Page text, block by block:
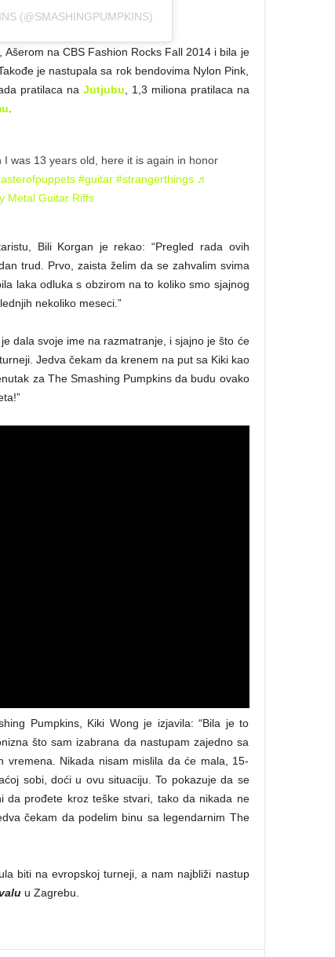
(@SMASHINGPUMPKINS)
na CBS Fashion Rocks Fall 2014 i bila je
je nastupala sa rok bendovima Nylon Pink,
pratilaca na Jutjubu , 1,3 miliona pratilaca na
was 13 years old, here it is again in honor
#guitar #strangerthings ♬
Metal Guitar Riffs
Bili Korgan je rekao: “Pregled rada ovih
trud. Prvo, zaista želim da se zahvalim svima
laka odluka s obzirom na to koliko smo sjajnog
nekoliko meseci.”
dala svoje ime na razmatranje, i sjajno je što će
Jedva čekam da krenem na put sa Kiki kao
za The Smashing Pumpkins da budu ovako
Pumpkins, Kiki Wong je izjavila: “Bila je to
što sam izabrana da nastupam zajedno sa
vremena. Nikada nisam mislila da će mala, 15-
sobi, doći u ovu situaciju. To pokazuje da se
da prođete kroz teške stvari, tako da nikada ne
čekam da podelim binu sa legendarnim The
biti na evropskoj turneji, a nam najbliži nastup
u Zagrebu.